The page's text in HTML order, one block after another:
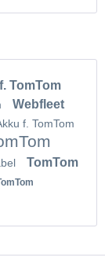
TomTom
Webfleet
f. TomTom
TomTom